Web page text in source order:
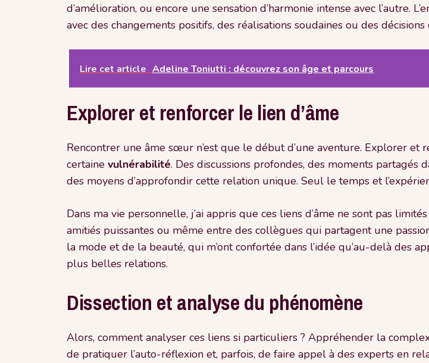
d’amélioration, ou encore une sensation d’harmonie intense avec l’autre.
avec des changements positifs, des réalisations soudaines ou des
Lire cet article Adeline Toniutti : découvrez son âge et parcours
Explorer et renforcer le lien d’âme
Rencontrer une âme sœur n’est que le début d’une aventure. Explorer et
certaine vulnérabilité. Des discussions profondes, des moments partagés
des moyens d’approfondir cette relation unique. Seul le temps et
Dans ma vie personnelle, j’ai appris que ces liens d’âme ne sont pas
amitiés puissantes ou même entre des collègues qui partagent une
la mode et de la beauté, qui m’ont confortée dans l’idée qu’au-delà des
plus belles relations.
Dissection et analyse du phénomène
Alors, comment analyser ces liens si particuliers ? Appréhender la
de pratiquer l’auto-réflexion et, parfois, de faire appel à des experts en